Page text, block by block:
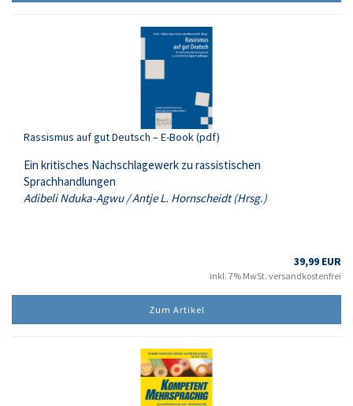
Rassismus auf gut Deutsch – E-Book (pdf)
Ein kritisches Nachschlagewerk zu rassistischen
Sprachhandlungen
Adibeli Nduka-Agwu / Antje L. Hornscheidt (Hrsg.)
39,99 EUR
inkl. 7% MwSt. versandkostenfrei
Zum Artikel